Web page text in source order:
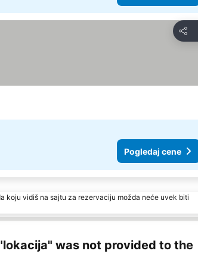
Deli
Pogledaj cene
koju vidiš na sajtu za rezervaciju možda neće uvek biti
was not provided to the